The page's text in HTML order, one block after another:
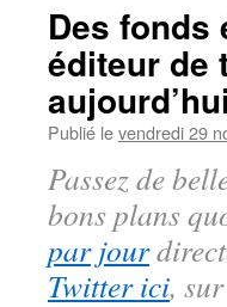
Des fonds
éditeur de
Publié levendredi 29
Passez de
bons plans
par jour
Twitter ici, sur